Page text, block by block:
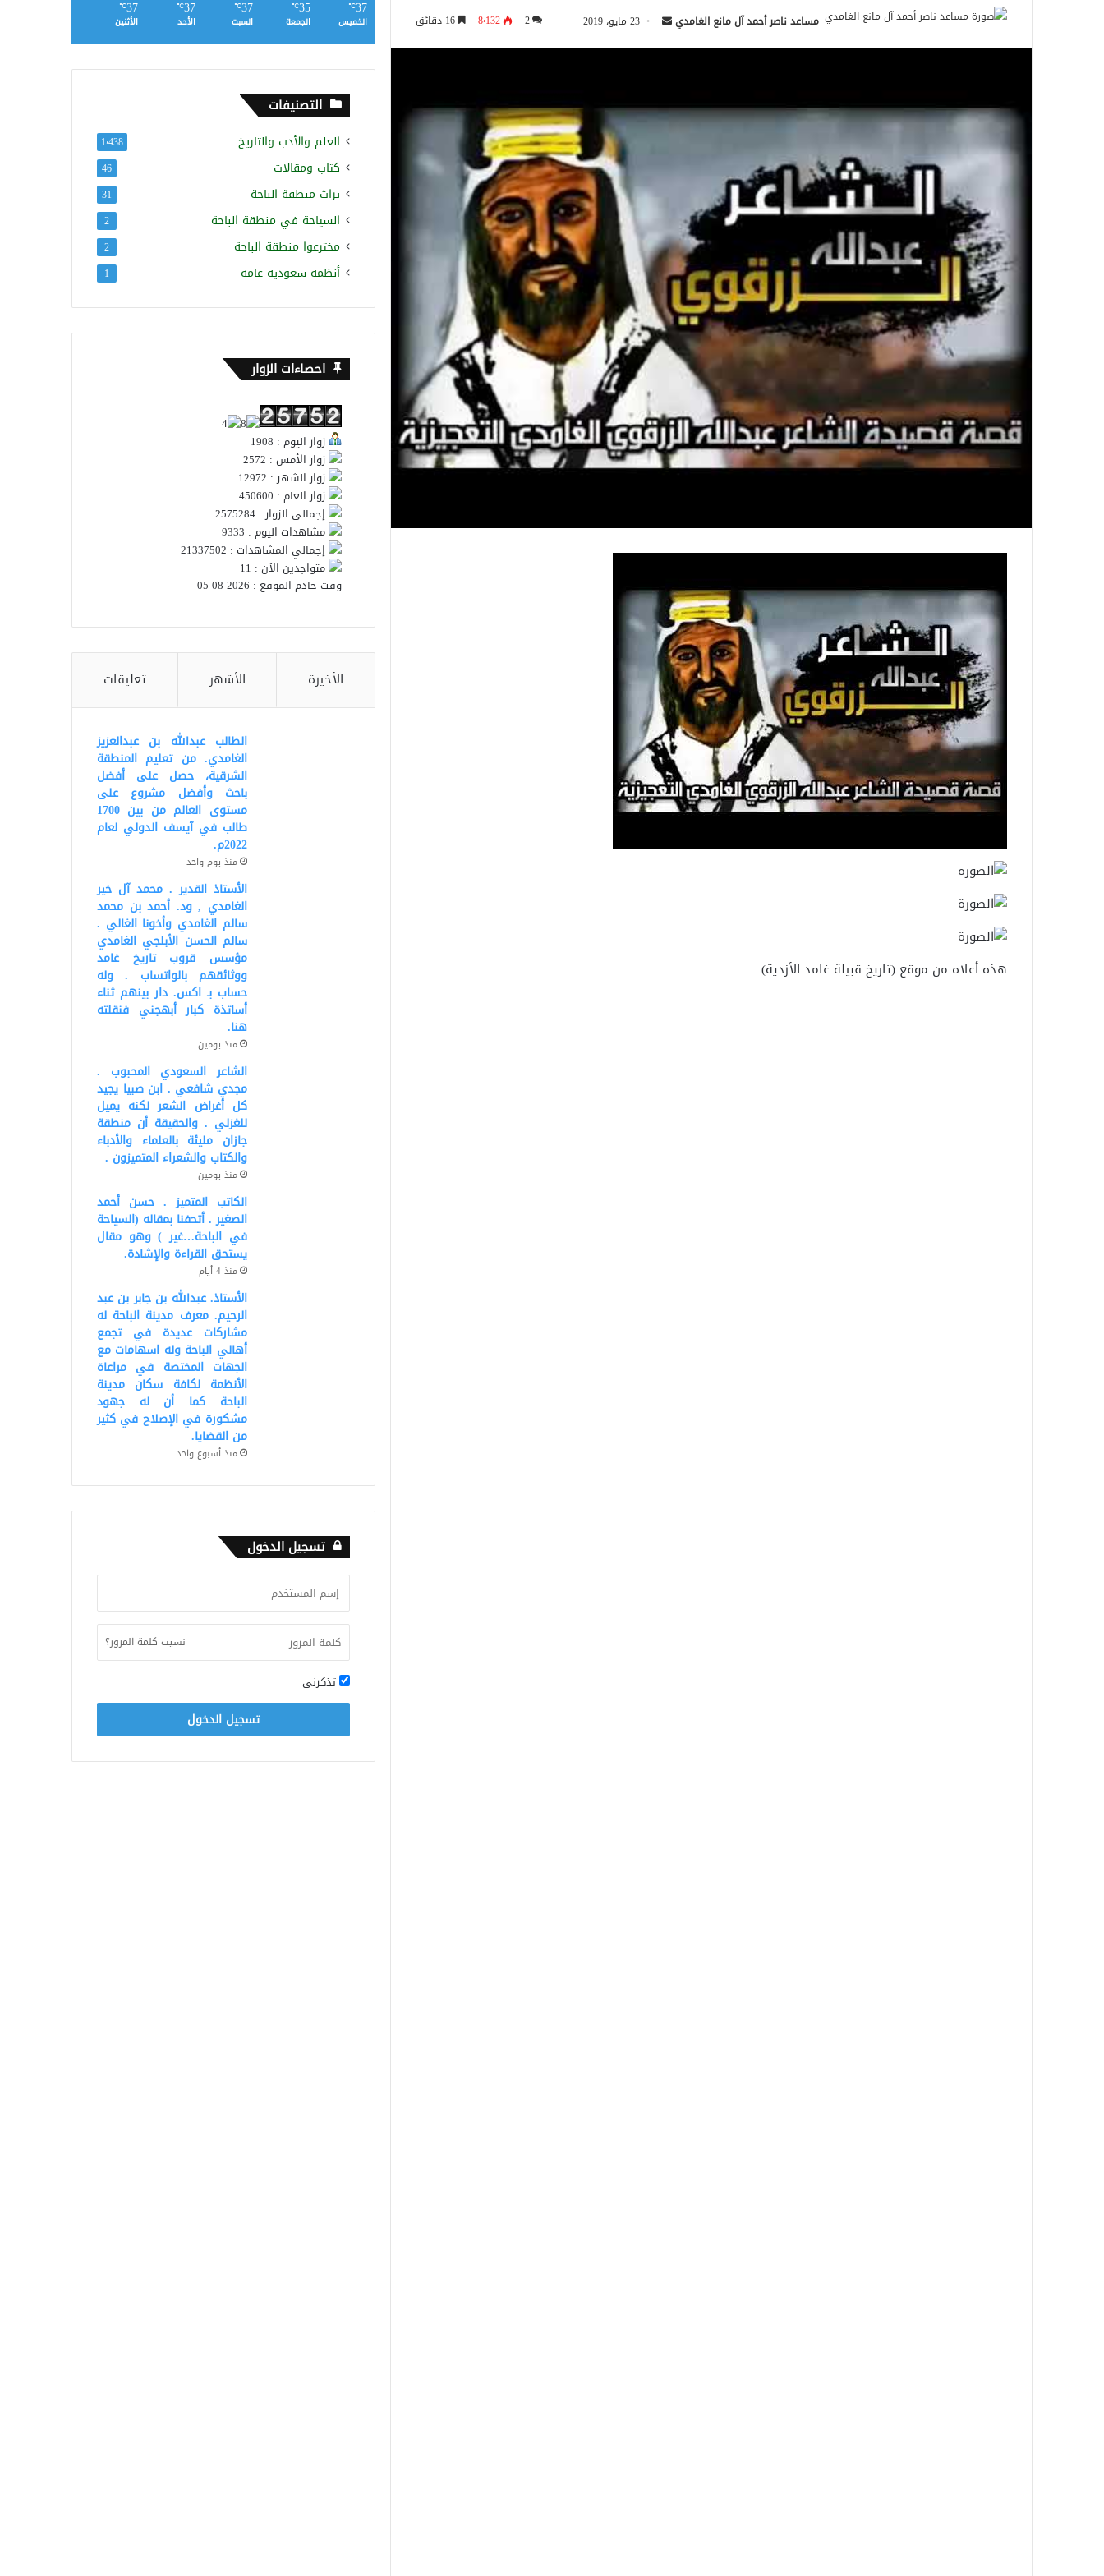
مساعد ناصر أحمد آل مانع الغامدي
أرسل 23 مايو، 2019 2 8٬132
هذه أعلاه من موقع (تاريخ قبيلة غامد الأزدية)
37
℃
الخميس
35
℃
الجمعة
37
℃
السبت
37
℃
الأحد
37
℃
الأثنين
التصنيفات
العلم والأدب والتاريخ 1٬438
كتاب ومقالات 46
تراث منطقة الباحة 31
السياحة في منطقة الباحة 2
مخترعوا منطقة الباحة 2
أنظمة سعودية عامة 1
احصاءات الزوار
زوار اليوم : 1908
زوار الأمس : 2572
زوار الشهر : 12972
زوار العام : 450600
إجمالي الزوار : 2575284
مشاهدات اليوم : 9333
إجمالي المشاهدات : 21337502
متواجدين الآن : 11
وقت خادم الموقع : 2026-08-05
الأخيرة الأشهر تعليقات
الطالب عبدالله بن عبدالعزيز
الغامدي. من تعليم المنطقة
الشرقية، حصل على أفضل
باحث وأفضل مشروع على
مستوى العالم من بين 1700
طالب في آيسف الدولي لعام
2022م.
منذ يوم واحد
الأستاذ القدير . محمد آل خير
الغامدي , ود. أحمد بن محمد
سالم الغامدي وأخونا الغالي .
سالم الحسن الأبلجي الغامدي
مؤسس قروب تاريخ غامد
ووثائقهم بالواتساب . وله
حساب بـ اكس. دار بينهم ثناء
أساتذة كبار أبهجني فنقلته
هنا.
منذ يومين
الشاعر السعودي المحبوب .
مجدي شافعي . ابن صبيا يجيد
كل أغراض الشعر لكنه يميل
للغزلي . والحقيقة أن منطقة
جازان مليئة بالعلماء والأدباء
والكتاب والشعراء المتميزون .
منذ يومين
الكاتب المتميز . حسن أحمد
الصغير . أتحفنا بمقاله (السياحة
في الباحة…غير ) وهو مقال
يستحق القراءة والإشادة.
منذ 4 أيام
الأستاذ. عبدالله بن جابر بن عبد
الرحيم. معرف مدينة الباحة له
مشاركات عديدة في تجمع
أهالي الباحة وله اسهامات مع
الجهات المختصة في مراعاة
الأنظمة لكافة سكان مدينة
الباحة كما أن له جهود
مشكورة في الإصلاح في كثير
من القضايا.
منذ أسبوع واحد
تسجيل الدخول
نسيت كلمة المرور؟
تذكرني
تسجيل الدخول